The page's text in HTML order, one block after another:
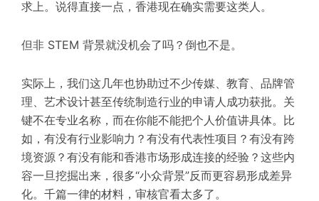
求上。说得直接一点，香港现在确实需要这类人。
但非 STEM 背景就没机会了吗？倒也不是。
实际上，我们这几年也协助过不少传媒、教育、品牌管
理、艺术设计甚至传统制造行业的申请人成功获批。关
键不在专业名称，而在你能不能把个人价值讲具体。比
如，有没有行业影响力？有没有代表性项目？有没有跨
境资源？有没有能和香港市场形成连接的经验？这些内
容一旦挖掘出来，很多“小众背景”反而更容易形成差异
化。千篇一律的材料，审核官看太多了。